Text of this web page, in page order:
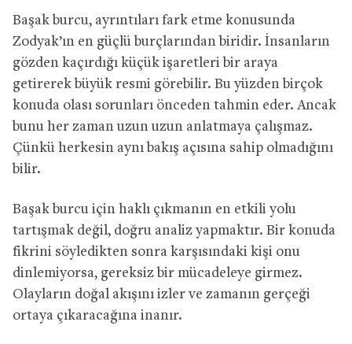
Başak burcu, ayrıntıları fark etme konusunda
Zodyak’ın en güçlü burçlarından biridir. İnsanların
gözden kaçırdığı küçük işaretleri bir araya
getirerek büyük resmi görebilir. Bu yüzden birçok
konuda olası sorunları önceden tahmin eder. Ancak
bunu her zaman uzun uzun anlatmaya çalışmaz.
Çünkü herkesin aynı bakış açısına sahip olmadığını
bilir.
Başak burcu için haklı çıkmanın en etkili yolu
tartışmak değil, doğru analiz yapmaktır. Bir konuda
fikrini söyledikten sonra karşısındaki kişi onu
dinlemiyorsa, gereksiz bir mücadeleye girmez.
Olayların doğal akışını izler ve zamanın gerçeği
ortaya çıkaracağına inanır.